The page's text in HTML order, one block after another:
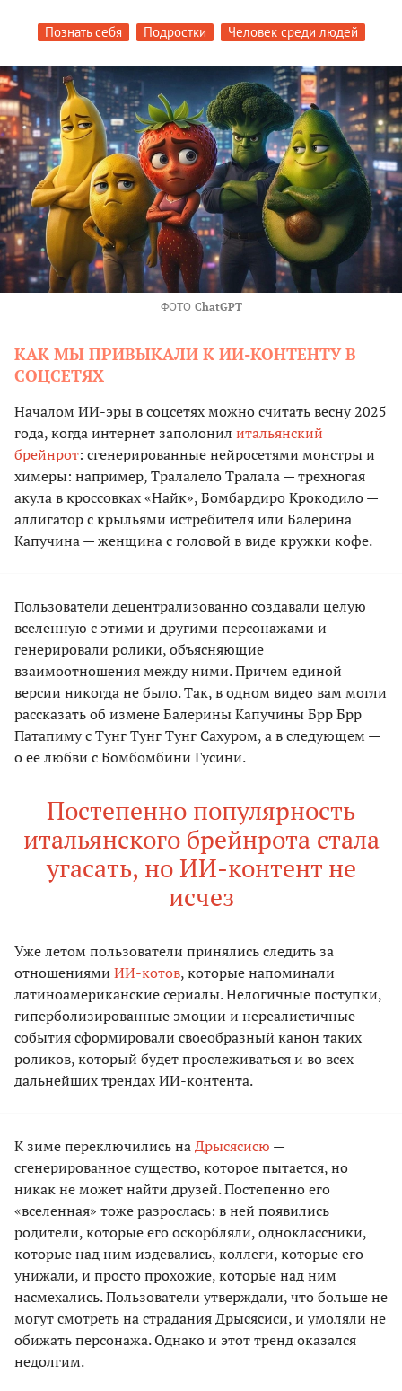
Познать себя Подростки Человек среди людей
ФОТО ChatGPT
КАК МЫ ПРИВЫКАЛИ К ИИ-КОНТЕНТУ В
СОЦСЕТЯХ
Началом ИИ-эры в соцсетях можно считать весну 2025
года, когда интернет заполонил итальянский
брейнрот: сгенерированные нейросетями монстры и
химеры: например, Тралалело Тралала — трехногая
акула в кроссовках «Найк», Бомбардиро Крокодило —
аллигатор с крыльями истребителя или Балерина
Капучина — женщина с головой в виде кружки кофе.
Пользователи децентрализованно создавали целую
вселенную с этими и другими персонажами и
генерировали ролики, объясняющие
взаимоотношения между ними. Причем единой
версии никогда не было. Так, в одном видео вам могли
рассказать об измене Балерины Капучины Брр Брр
Патапиму с Тунг Тунг Тунг Сахуром, а в следующем —
о ее любви с Бомбомбини Гусини.
Постепенно популярность
итальянского брейнрота стала
угасать, но ИИ-контент не
исчез
Уже летом пользователи принялись следить за
отношениями ИИ-котов, которые напоминали
латиноамериканские сериалы. Нелогичные поступки,
гиперболизированные эмоции и нереалистичные
события сформировали своеобразный канон таких
роликов, который будет прослеживаться и во всех
дальнейших трендах ИИ-контента.
К зиме переключились наДрысясисю —
сгенерированное существо, которое пытается, но
никак не может найти друзей. Постепенно его
«вселенная» тоже разрослась: в ней появились
родители, которые его оскорбляли, одноклассники,
которые над ним издевались, коллеги, которые его
унижали, и просто прохожие, которые над ним
насмехались. Пользователи утверждали, что больше не
могут смотреть на страдания Дрысясиси, и умоляли не
обижать персонажа. Однако и этот тренд оказался
недолгим.